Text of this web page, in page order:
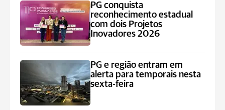
PG conquista
reconhecimento estadual
com dois Projetos
Inovadores 2026
PG e região entram em
alerta para temporais nesta
sexta-feira